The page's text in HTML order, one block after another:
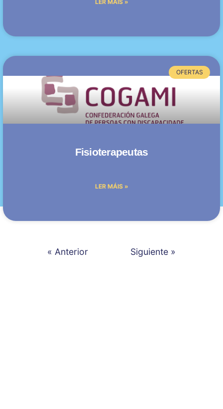
LER MÁIS »
OFERTAS
Fisioterapeutas
LER MÁIS »
« Anterior Siguiente »